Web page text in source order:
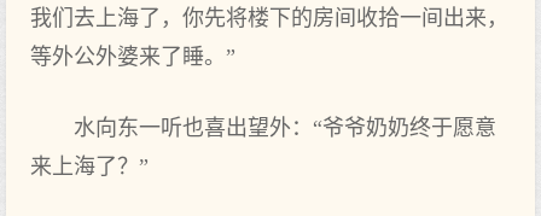
我们去上海了，你先将楼下的房间收拾一间出来，
等外公外婆来了睡。”
水向东一听也喜出望外：“爷爷奶奶终于愿意
来上海了？”